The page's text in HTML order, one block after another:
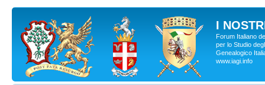
I
Forum Italiano
per lo Studio
Genealogico
www.iagi.info